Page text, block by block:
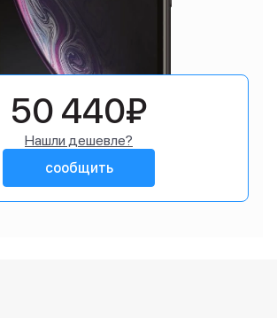
50 440₽
Нашли дешевле?
сообщить